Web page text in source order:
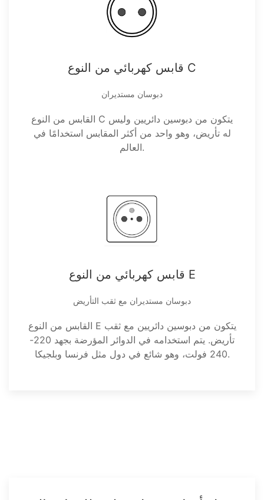
قابس كهربائي من النوع C
دبوسان مستديران
القابس من النوع C يتكون من دبوسين دائريين وليس
له تأريض، وهو واحد من أكثر المقابس استخدامًا في
العالم.
قابس كهربائي من النوع E
دبوسان مستديران مع ثقب التأريض
القابس من النوع E يتكون من دبوسين دائريين مع ثقب
تأريض. يتم استخدامه في الدوائر المؤرضة بجهد 220-
240 فولت، وهو شائع في دول مثل فرنسا وبلجيكا.